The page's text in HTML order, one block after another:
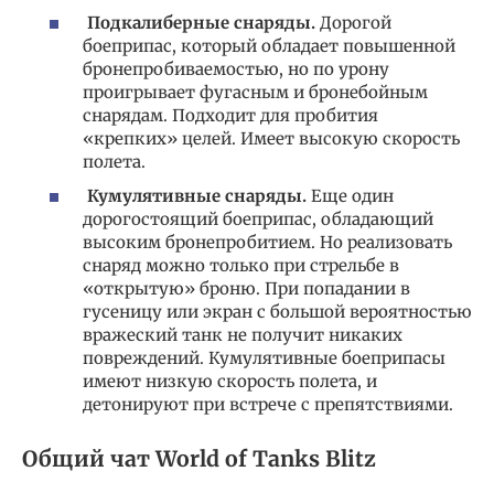
Подкалиберные снаряды. Дорогой
боеприпас, который обладает повышенной
бронепробиваемостью, но по урону
проигрывает фугасным и бронебойным
снарядам. Подходит для пробития
«крепких» целей. Имеет высокую скорость
полета.
Кумулятивные снаряды. Еще один
дорогостоящий боеприпас, обладающий
высоким бронепробитием. Но реализовать
снаряд можно только при стрельбе в
«открытую» броню. При попадании в
гусеницу или экран с большой вероятностью
вражеский танк не получит никаких
повреждений. Кумулятивные боеприпасы
имеют низкую скорость полета, и
детонируют при встрече с препятствиями.
Общий чат World of Tanks Blitz